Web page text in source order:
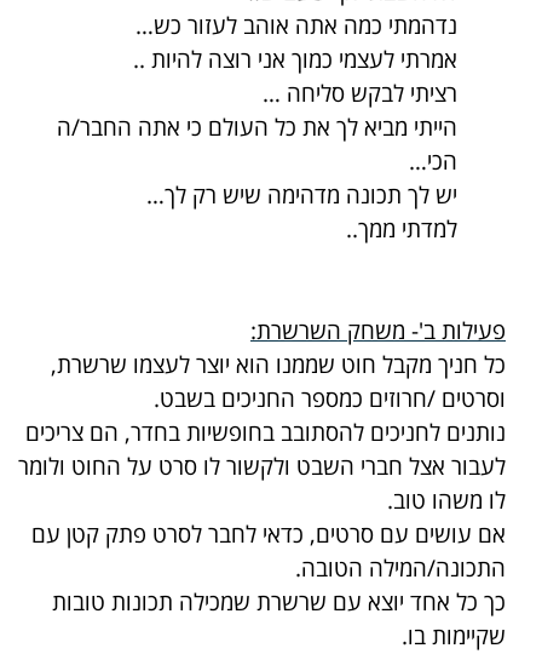
נדהמתי כמה אתה אוהב לעזור כש…
אמרתי לעצמי כמוך אני רוצה להיות ..
רציתי לבקש סליחה …
הייתי מביא לך את כל העולם כי אתה החבר/ה
הכי…
יש לך תכונה מדהימה שיש רק לך…
למדתי ממך..
פעילות ב'- משחק השרשרת:
כל חניך מקבל חוט שממנו הוא יוצר לעצמו שרשרת,
וסרטים /חרוזים כמספר החניכים בשבט.
נותנים לחניכים להסתובב בחופשיות בחדר, הם צריכים
לעבור אצל חברי השבט ולקשור לו סרט על החוט ולומר
לו משהו טוב.
אם עושים עם סרטים, כדאי לחבר לסרט פתק קטן עם
התכונה/המילה הטובה.
כך כל אחד יוצא עם שרשרת שמכילה תכונות טובות
שקיימות בו.